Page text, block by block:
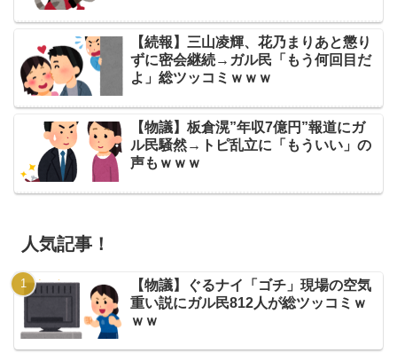
【続報】三山凌輝、花乃まりあと懲り
ずに密会継続→ガル民「もう何回目だ
よ」総ツッコミｗｗｗ
【物議】板倉滉”年収7億円”報道にガ
ル民騒然→トピ乱立に「もういい」の
声もｗｗｗ
人気記事！
【物議】ぐるナイ「ゴチ」現場の空気
重い説にガル民812人が総ツッコミｗ
ｗｗ